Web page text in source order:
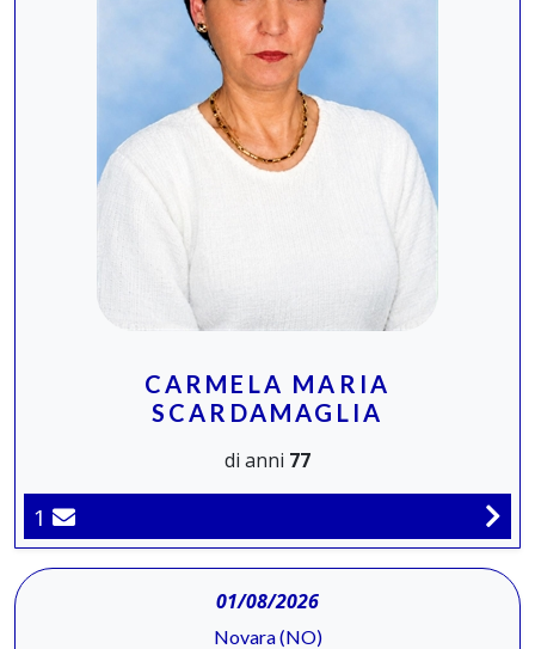
CARMELA MARIA
SCARDAMAGLIA
di anni 77
1
01/08/2026
Novara (NO)